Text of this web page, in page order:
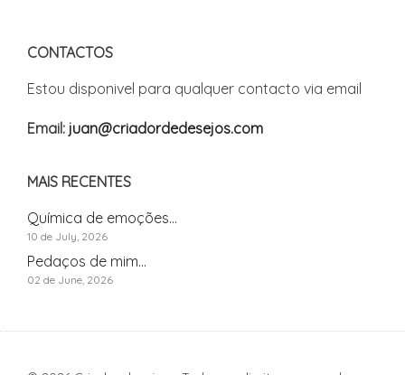
CONTACTOS
Estou disponivel para qualquer contacto via email
Email: juan@criadordedesejos.com
MAIS RECENTES
Química de emoções...
10 de July, 2026
Pedaços de mim...
02 de June, 2026